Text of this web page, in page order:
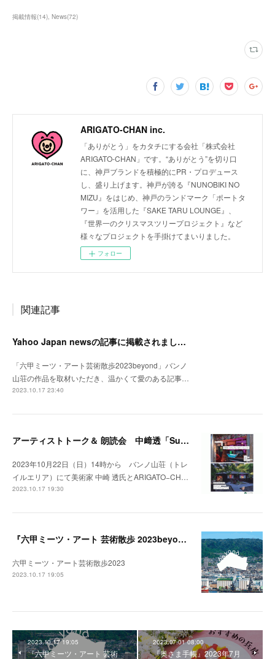
掲載情報(14) News(72)
ARIGATO-CHAN inc.
「ありがとう」をカタチにする会社「株式会社
ARIGATO-CHAN」です。“ありがとう”を切り口
に、神戸ブランドを積極的にPR・プロデュース
し、盛り上げます。神戸が誇る『NUNOBIKI NO
MIZU』をはじめ、神戸のランドマーク「ポートタ
ワー」を活用した『SAKE TARU LOUNGE』、
『世界一のクリスマスツリープロジェクト』など
様々なプロジェクトを手掛けてまいりました。
フォロー
関連記事
Yahoo Japan newsの記事に掲載されました。
「六甲ミーツ・アート芸術散歩2023beyond」バンノ
山荘の作品を取材いただき、温かくて愛のある記事…
2023.10.17 23:40
アーティストトーク＆ 朗読会 中﨑透「Sunny Day Light /ハルとテル」開催！
2023年10月22日（日）14時から バンノ山荘（トレ
イルエリア）にて美術家 中崎 透氏とARIGATO−CH…
2023.10.17 19:30
『六甲ミーツ・アート 芸術散歩 2023beyond』開催中。
六甲ミーツ・アート芸術散歩2023
2023.10.17 19:05
2023.10.17 19:05
『六甲ミーツ・アート 芸術
2023.07.01 08:00
『奥さま手帳』2023年7月